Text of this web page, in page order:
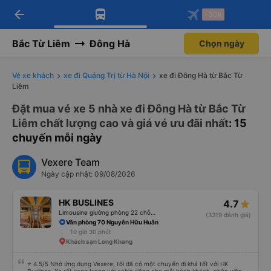
Tải app Vexere ngay!
Nhận ưu đãi thành viên độc
Mở app
Tải app Vexere
-30k/ghế khi đặt vé máy bay qua
Mở app
arrow_back -30k
Bắc Từ Liêm Đông Hà Chọn ngày
Vé xe khách xe đi Quảng Trị từ Hà Nội
xe đi Đông Hà từ Bắc Từ
Liêm
Đặt mua vé xe 5 nhà xe đi Đông Hà từ Bắc Từ
Liêm chất lượng cao và giá vé ưu đãi nhất: 15
chuyến mỗi ngày
Vexere Team
Ngày cập nhật: 09/08/2026
HK BUSLINES 4.7
(3319 đánh giá)
Văn phòng 70 Nguyễn Hữu Huân
10 giờ 30 phút
Khách sạn Long Khang
⭐ 4.5/5 Nhờ ứng dụng Vexere, tôi đã có một chuyến đi khá tốt với HK